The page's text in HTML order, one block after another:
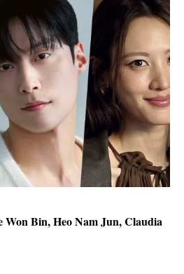
Won Bin, Heo Nam Jun, Claudia